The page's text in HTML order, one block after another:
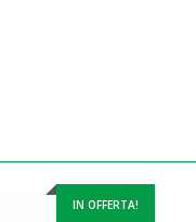
IN OFFERTA!